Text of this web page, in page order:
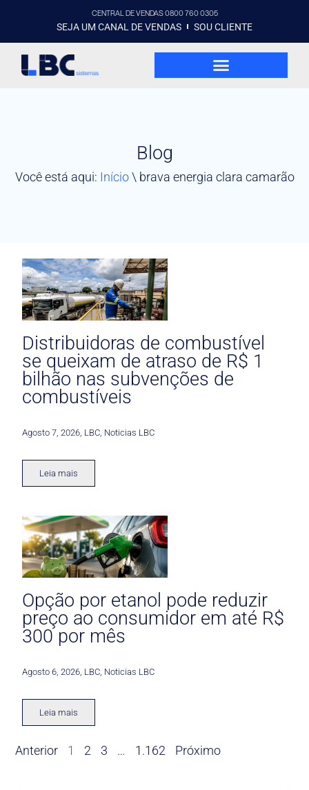
CENTRAL DE VENDAS 0800 760 0305
SEJA UM CANAL DE VENDAS SOU CLIENTE
Blog
Você está aqui: Início\ brava energia clara camarão
Distribuidoras de combustível
se queixam de atraso de R$ 1
bilhão nas subvenções de
combustíveis
Agosto 7, 2026 LBC Noticias LBC
Leia mais
Opção por etanol pode reduzir
preço ao consumidor em até R$
300 por mês
Agosto 6, 2026 LBC Noticias LBC
Leia mais
Anterior 1 2 3 … 1.162 Próximo